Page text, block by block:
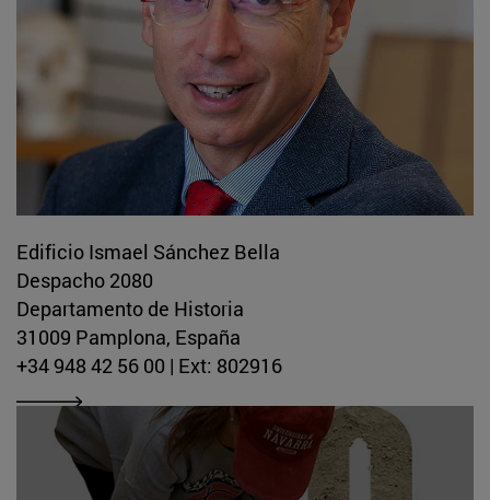
Edificio Ismael Sánchez Bella
Despacho 2080
Departamento de Historia
31009 Pamplona, España
+34 948 42 56 00 | Ext: 802916